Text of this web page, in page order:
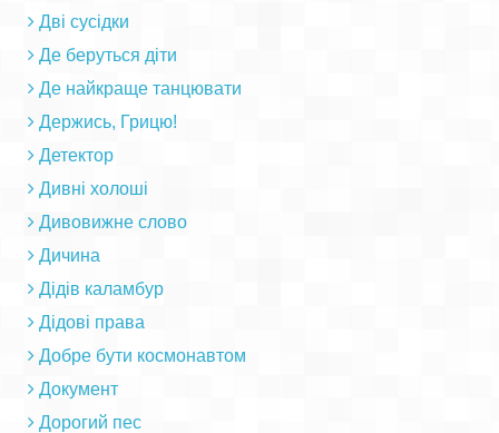
Дві сусідки
Де беруться діти
Де найкраще танцювати
Держись, Грицю!
Детектор
Дивні холоші
Дивовижне слово
Дичина
Дідів каламбур
Дідові права
Добре бути космонавтом
Документ
Дорогий пес